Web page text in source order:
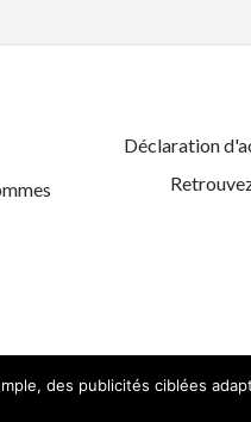
Déclaration
des publicités ciblées